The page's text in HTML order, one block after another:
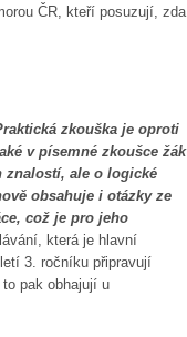
ČR, kteří posuzují, zda
zkouška je oproti
v písemné zkoušce žák
znalostí, ale o logické
obsahuje i otázky ze
což je pro jeho
která je hlavní
3. ročníku připravují
to pak obhajují u